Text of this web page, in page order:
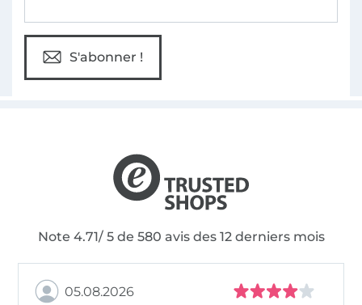
S'abonner !
Note 4.71/ 5 de 580 avis des 12 derniers mois
05.08.2026